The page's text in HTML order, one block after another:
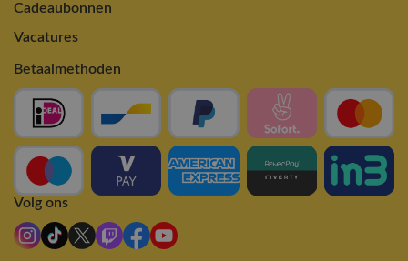
Cadeaubonnen
Vacatures
Betaalmethoden
Volg ons